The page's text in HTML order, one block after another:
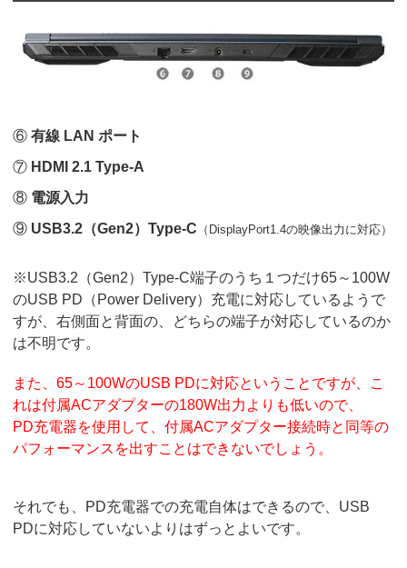
⑥有線 LAN ポート
⑦ HDMI 2.1 Type-A
⑧ 電源入力
⑨ USB3.2（Gen2）Type-C （DisplayPort1.4の映像出力に対応）
※USB3.2（Gen2）Type-C端子のうち１つだけ65～100W
のUSB PD（Power Delivery）充電に対応しているようで
すが、右側面と背面の、どちらの端子が対応しているのか
は不明です。
また、65～100WのUSB PDに対応ということですが、こ
れは付属ACアダプターの180W出力よりも低いので、
PD充電器を使用して、付属ACアダプター接続時と同等の
パフォーマンスを出すことはできないでしょう。
それでも、PD充電器での充電自体はできるので、USB
PDに対応していないよりはずっとよいです。